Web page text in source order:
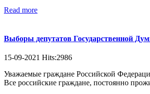
Read more
Выборы депутатов Государственной
15-09-2021 Hits:2986
Уважаемые граждане Российской
Все российские граждане, постоянно